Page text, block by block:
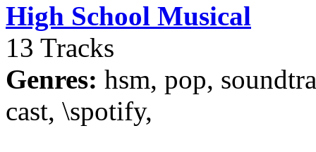
High School Musical
13 Tracks
Genres: hsm, pop,
cast, \spotify,